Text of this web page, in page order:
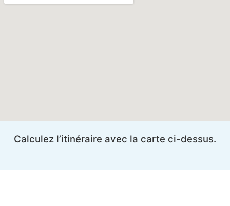
Calculez l’itinéraire avec la carte ci-dessus.